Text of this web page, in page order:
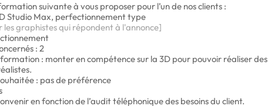
suivante à vous proposer pour l’un de nos clients :
Studio Max, perfectionnement type
les graphistes qui répondent à l'annonce]
: 2
: monter en compétence sur la 3D pour pouvoir réaliser des
: pas de préférence
en fonction de l’audit téléphonique des besoins du client.